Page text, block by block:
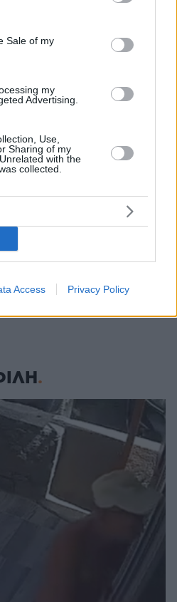
and its third-party tags to
purposes in below Google
Sale of my
my
Advertising.
Use,
Sharing of my
with the
collected.
Access Privacy Policy
του 29χρονου πρώην
πρόγραμμα σύνταξης –
στο Βελιγράδι:
στο βάθος... Ρωσία
από τα καλύτερα
ισόγειο κατάστημα στο